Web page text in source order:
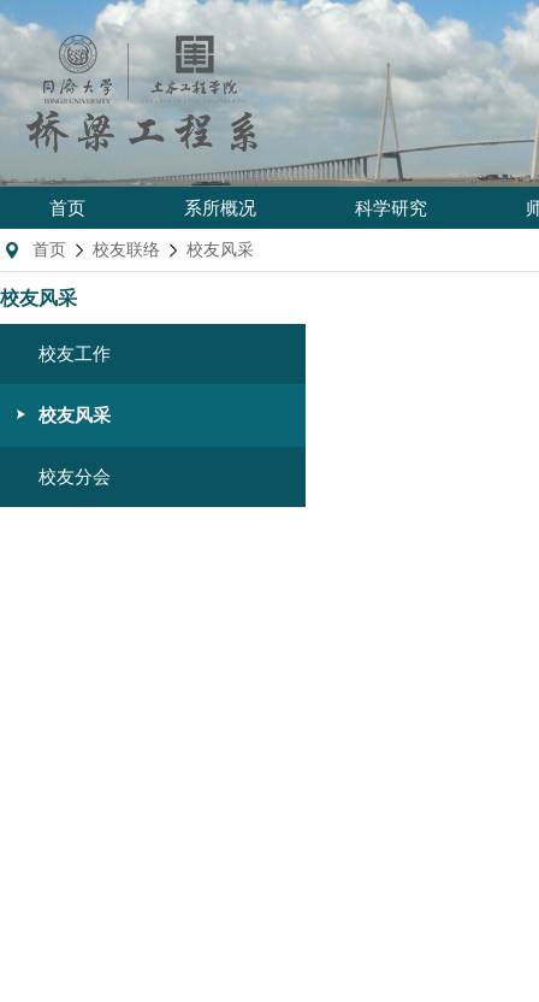
首页 系所概况 科学研究
首页 校友联络 校友风采
校友风采
校友工作
校友风采
校友分会